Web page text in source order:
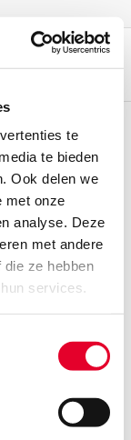
te
te bieden
Ook delen we
met onze
analyse. Deze
met andere
ze hebben
services.